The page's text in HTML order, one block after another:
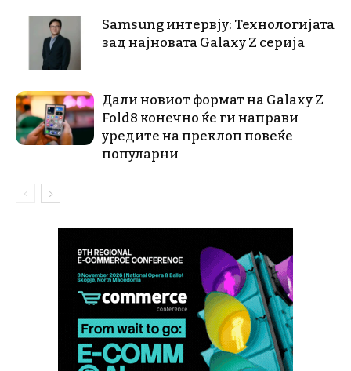
Samsung интервју: Технологијата
зад најновата Galaxy Z серија
Дали новиот формат на Galaxy Z
Fold8 конечно ќе ги направи
уредите на преклоп повеќе
популарни